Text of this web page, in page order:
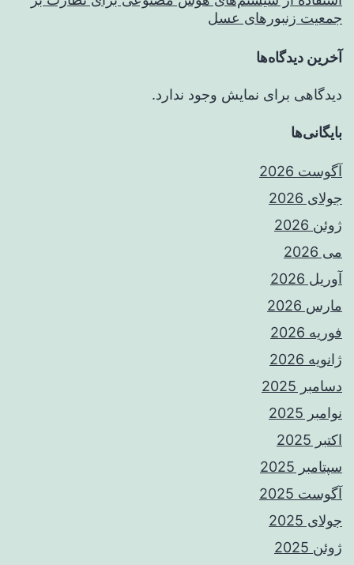
جمعیت زنبورهای عسل
آخرین دیدگاه‌ها
دیدگاهی برای نمایش وجود ندارد.
بایگانی‌ها
آگوست 2026
جولای 2026
ژوئن 2026
می 2026
آوریل 2026
مارس 2026
فوریه 2026
ژانویه 2026
دسامبر 2025
نوامبر 2025
اکتبر 2025
سپتامبر 2025
آگوست 2025
جولای 2025
ژوئن 2025